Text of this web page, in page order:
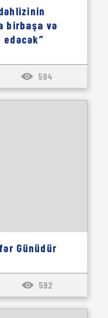
birbaşa və
594
Günüdür
592